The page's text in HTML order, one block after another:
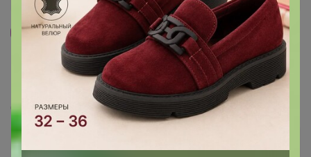
4.6K 17
SIBERINA - натуральная косметика на основе
масел и экстрактов растений
Стоп 14 августа